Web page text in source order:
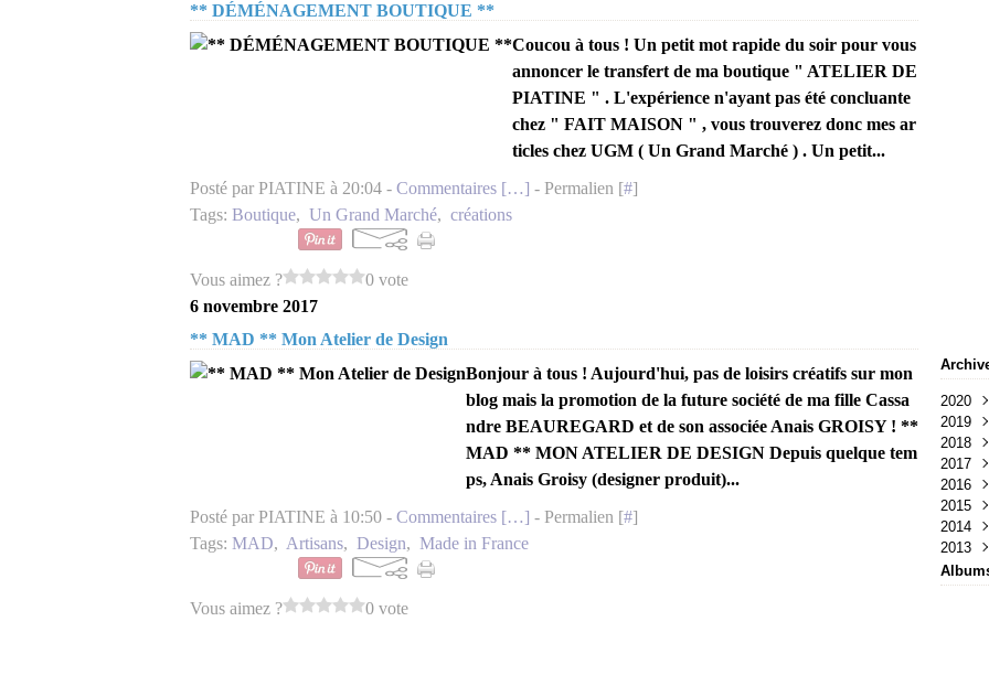
** DÉMÉNAGEMENT BOUTIQUE **
Coucou à tous ! Un petit mot rapide du soir pour vous
annoncer le transfert de ma boutique " ATELIER DE
PIATINE " . L'expérience n'ayant pas été concluante
chez " FAIT MAISON " , vous trouverez donc mes ar
ticles chez UGM ( Un Grand Marché ) . Un petit...
Posté par PIATINE à 20:04 - Commentaires […] - Permalien [#]
Tags: Boutique, Un Grand Marché, créations
Vous aimez ?
0 vote
6 novembre 2017
** MAD ** Mon Atelier de Design
Bonjour à tous ! Aujourd'hui, pas de loisirs créatifs sur mon
blog mais la promotion de la future société de ma fille Cassa
ndre BEAUREGARD et de son associée Anais GROISY ! **
MAD ** MON ATELIER DE DESIGN Depuis quelque tem
ps, Anais Groisy (designer produit)...
Posté par PIATINE à 10:50 - Commentaires […] - Permalien [#]
Tags: MAD, Artisans, Design, Made in France
Vous aimez ? 0 vote
2020
2019
Avril
Mars
2018
Avril
Mars
2017
Juin
Mai
2016
Juin
2015
2014
2013